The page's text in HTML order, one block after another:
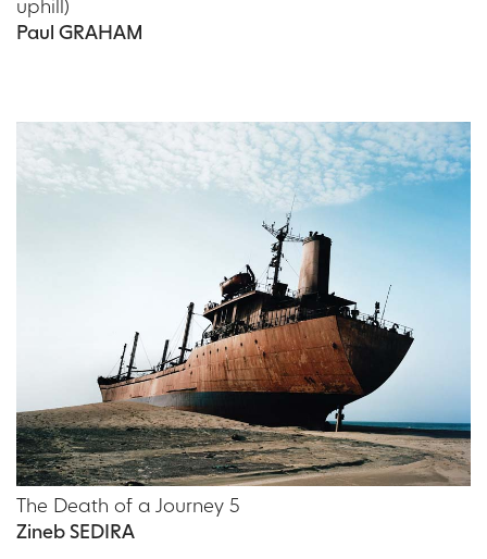
uphill)
Paul GRAHAM
The Death of a Journey 5
Zineb SEDIRA